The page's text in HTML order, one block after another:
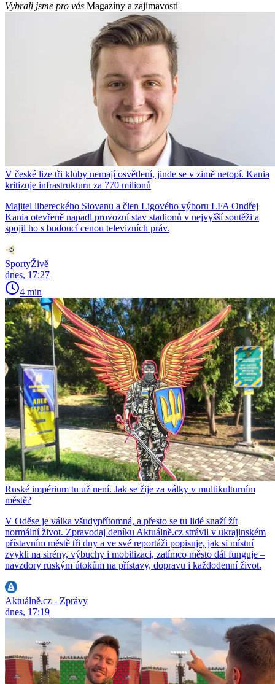
Vybrali jsme pro vás Magazíny a zajímavosti
V české lize tři kluby nemají osvětlení, jinde se v zimě netopí. Kania
kritizuje infrastrukturu za 770 milionů
Majitel libereckého Slovanu a člen Ligového výboru LFA Ondřej
Kania otevřeně napadl provozní stav stadionů v nejvyšší soutěži a
spojil ho s budoucí cenou televizních práv.
SportyŽivě
dnes, 17:27
4 min
Ruské impérium tu už není. Jak se žije za války v multikulturním
městě?
V Oděse je válka všudypřítomná, a přesto se tu lidé snaží žít
normální život. Zpravodaj deníku Aktuálně.cz strávil v ukrajinském
přístavním městě tři dny a ve své reportáži popisuje, jak si místní
zvykli na sirény, výbuchy i mobilizaci, zatímco město dál funguje –
navzdory ruským útokům na přístavy, dopravu i každodenní život.
Aktuálně.cz - Zprávy
dnes, 17:19